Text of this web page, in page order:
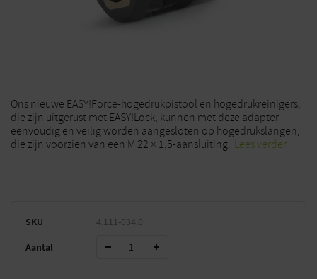
Ons nieuwe EASY!Force-hogedrukpistool en hogedrukreinigers,
die zijn uitgerust met EASY!Lock, kunnen met deze adapter
eenvoudig en veilig worden aangesloten op hogedrukslangen,
die zijn voorzien van een M 22 × 1,5-aansluiting. Lees verder
SKU 4.111-034.0
Aantal